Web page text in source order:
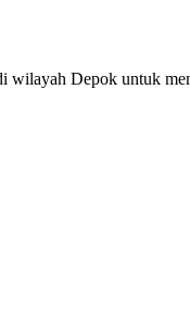
wilayah Depok untuk